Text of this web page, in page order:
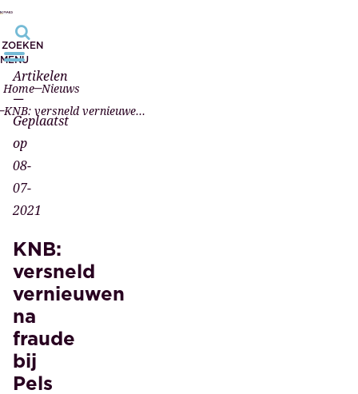
ZOEKEN
MENU
Home Nieuws
KNB: versneld vernieuwen na fraude bij Pels Rijcken
Artikelen
—
Geplaatst
op
08-
07-
2021
KNB:
versneld
vernieuwen
na
fraude
bij
Pels